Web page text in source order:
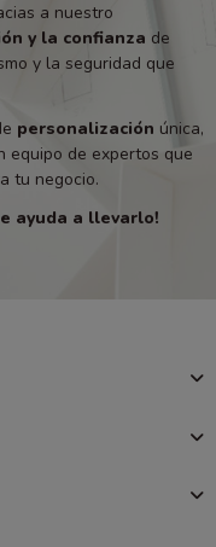
a nuestro
y la confianza de
y la seguridad que
personalización única,
equipo de expertos que
tu negocio.
ayuda a llevarlo!